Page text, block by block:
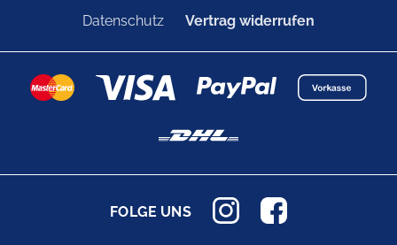
Datenschutz Vertrag widerrufen
FOLGE UNS